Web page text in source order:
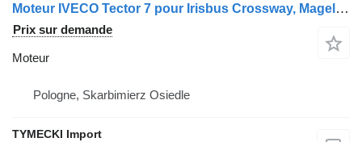
Moteur IVECO Tector 7 pour Irisbus Crossway, Magelys, Evadys, Recreo
Prix sur demande
Moteur
Pologne, Skarbimierz Osiedle
TYMECKI Import